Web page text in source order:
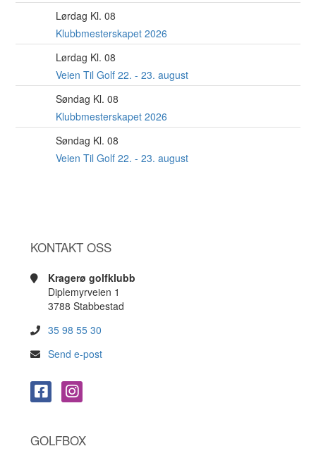
Lørdag Kl. 08
Klubbmesterskapet 2026
Lørdag Kl. 08
Veien Til Golf 22. - 23. august
Søndag Kl. 08
Klubbmesterskapet 2026
Søndag Kl. 08
Veien Til Golf 22. - 23. august
KONTAKT OSS
Kragerø golfklubb
Diplemyrveien 1
3788 Stabbestad
35 98 55 30
Send e-post
GOLFBOX